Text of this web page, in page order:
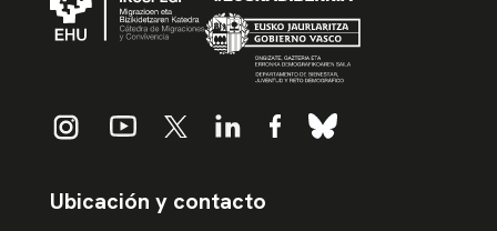
Ubicación y contacto